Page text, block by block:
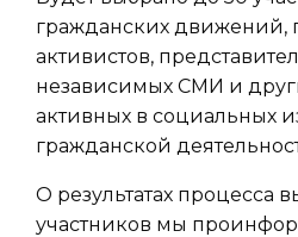
гражданских движений,
активистов,
независимых СМИ и
активных в социальных
гражданской
О результатах процесса
участников мы